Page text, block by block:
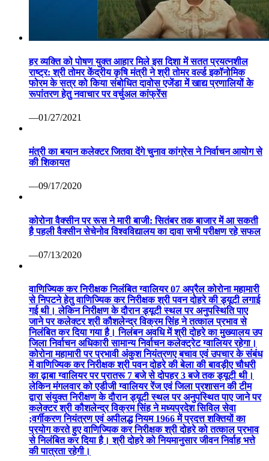
हर व्यक्ति को पोषण युक्त आहार मिले इस दिशा में सतत प्रयत्नशील
राष्ट्र: श्री तोमर केंद्रीय कृषि मंत्री ने श्री तोमर वर्ल्ड इकॉनोमिक
फोरम के सत्र को किया संबोधित दावोस एजेंडा में खाद्य प्रणालियों के
रूपांतरण हेतु नवाचार पर वर्चुअल कांफ्रेंस
—01/27/2021
मंत्री का बयान कलेक्टर जितवा देंगे चुनाव कांग्रेस ने निर्वाचन आयोग से
की शिकायत
—09/17/2020
कोरोना वैक्सीन पर रूस ने मारी बाजी: सितंबर तक बाजार में आ सकती
है पहली वैक्सीन सेचेनोव विश्वविद्यालय का दावा सभी परीक्षण रहे सफल
—07/13/2020
वाणिज्यिक कर निरीक्षक निलंबित ग्वालियर 07 अप्रैल कोरोना महामारी
से निपटने हेतु वाणिज्यिक कर निरीक्षक श्री पवन दोहरे की ड्यूटी लगाई
गई थी। लेकिन निरीक्षण के दौरान ड्यूटी स्थल पर अनुपस्थिति पाए
जाने पर कलेक्टर श्री कौशलेन्द्र विक्रम सिंह ने तत्काल प्रभाव से
निलंबित कर दिया गया है। निलंबन अवधि में श्री दोहरे का मुख्यालय उप
जिला निर्वाचन अधिकारी सामान्य निर्वाचन कलेक्ट्रेट ग्वालियर रहेगा।
कोरोना महामारी पर प्रभावी अंकुश नियंत्रणए बचाव एवं उपचार के संबंध
में वाणिज्यिक कर निरीक्षक श्री पवन दोहरे की बेला की बावड़ीए चौधरी
का ढ़ाबा ग्वालियर पर प्रातरू 7 बजे से दोपहर 3 बजे तक ड्यूटी थी।
लेकिन मंगलवार को एडीजी ग्वालियर रेंज एवं जिला प्रशासन की टीम
द्वारा संयुक्त निरीक्षण के दौरान ड्यूटी स्थल पर अनुपस्थित पाए जाने पर
कलेक्टर श्री कौशलेन्द्र विक्रम सिंह ने मध्यप्रदेश सिविल सेवा
;वर्गीकरण नियंत्रण एवं अपीलद्ध नियम 1966 में प्रदत्त शक्तियों का
प्रयोग करते हुए वाणिज्यिक कर निरीक्षक श्री दोहरे को तत्काल प्रभाव
से निलंबित कर दिया है। श्री दोहरे को नियमानुसार जीवन निर्वाह भत्ते
की पात्रता रहेगी।